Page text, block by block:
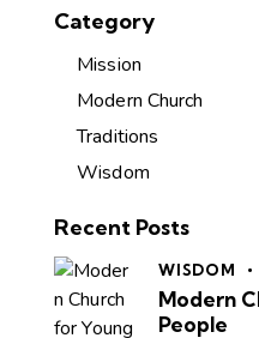
Category
Mission
Modern Church
Traditions
Wisdom
Recent Posts
WISDOM
Modern
People